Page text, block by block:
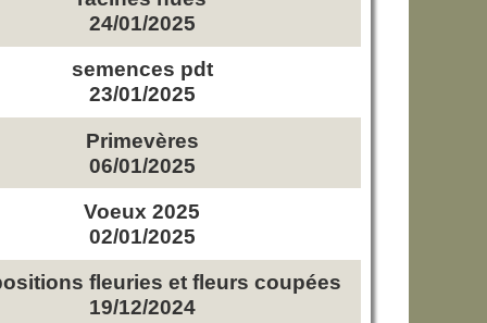
24/01/2025
semences pdt
23/01/2025
Primevères
06/01/2025
Voeux 2025
02/01/2025
fleuries et fleurs coupées
19/12/2024